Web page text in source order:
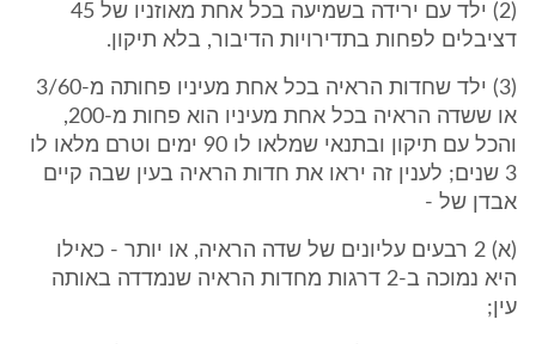
(2) ילד עם ירידה בשמיעה בכל אחת מאוזניו של 45
דציבלים לפחות בתדירויות הדיבור, בלא תיקון.
(3) ילד שחדות הראיה בכל אחת מעיניו פחותה מ-3/60
או ששדה הראיה בכל אחת מעיניו הוא פחות מ-200,
והכל עם תיקון ובתנאי שמלאו לו 90 ימים וטרם מלאו לו
3 שנים; לענין זה יראו את חדות הראיה בעין שבה קיים
אבדן של -
(א) 2 רבעים עליונים של שדה הראיה, או יותר - כאילו
היא נמוכה ב-2 דרגות מחדות הראיה שנמדדה באותה
עין;